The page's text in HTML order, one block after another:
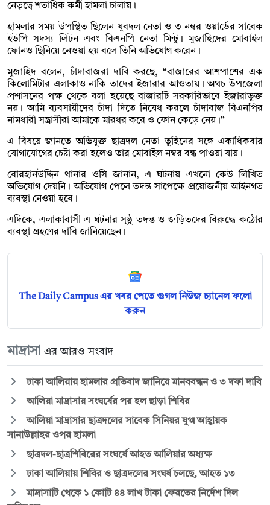
নেতৃত্বে শতাধিক কর্মী হামলা চালায়।
হামলার সময় উপস্থিত ছিলেন যুবদল নেতা ও ৩ নম্বর ওয়ার্ডের সাবেক
ইউপি সদস্য লিটন এবং বিএনপি নেতা মিন্টু। মুজাহিদের মোবাইল
ফোনও ছিনিয়ে নেওয়া হয় বলে তিনি অভিযোগ করেন।
মুজাহিদ বলেন, চাঁদাবাজরা দাবি করছে, “বাজারের আশপাশের এক
কিলোমিটার এলাকাও নাকি তাদের ইজারার আওতায়। অথচ উপজেলা
প্রশাসনের পক্ষ থেকে বলা হয়েছে বাজারটি সরকারিভাবে ইজারাভুক্ত
নয়। আমি ব্যবসায়ীদের চাঁদা দিতে নিষেধ করলে চাঁদাবাজ বিএনপির
নামধারী সন্ত্রাসীরা আমাকে মারধর করে ও ফোন কেড়ে নেয়।”
এ বিষয়ে জানতে অভিযুক্ত ছাত্রদল নেতা তুহিনের সঙ্গে একাধিকবার
যোগাযোগের চেষ্টা করা হলেও তার মোবাইল নম্বর বন্ধ পাওয়া যায়।
বোরহানউদ্দিন থানার ওসি জানান, এ ঘটনায় এখনো কেউ লিখিত
অভিযোগ দেয়নি। অভিযোগ পেলে তদন্ত সাপেক্ষে প্রয়োজনীয় আইনগত
ব্যবস্থা নেওয়া হবে।
এদিকে, এলাকাবাসী এ ঘটনার সুষ্ঠু তদন্ত ও জড়িতদের বিরুদ্ধে কঠোর
ব্যবস্থা গ্রহণের দাবি জানিয়েছেন।
The Daily Campus এর খবর পেতে গুগল নিউজ চ্যানেল ফলো
করুন
মাদ্রাসা এর আরও সংবাদ
ঢাকা আলিয়ায় হামলার প্রতিবাদ জানিয়ে মানববন্ধন ও ৩ দফা দাবি
আলিয়া মাদ্রাসায় সংঘর্ষের পর হল ছাড়া শিবির
আলিয়া মাদ্রাসার ছাত্রদলের সাবেক সিনিয়র যুগ্ম আহ্বায়ক
সানাউল্লাহর ওপর হামলা
ছাত্রদল-ছাত্রশিবিরের সংঘর্ষে আহত আলিয়ার অধ্যক্ষ
ঢাকা আলিয়ায় শিবির ও ছাত্রদলের সংঘর্ষ চলছে, আহত ১৩
মাদ্রাসাটি থেকে ১ কোটি ৪৪ লাখ টাকা ফেরতের নির্দেশ দিল